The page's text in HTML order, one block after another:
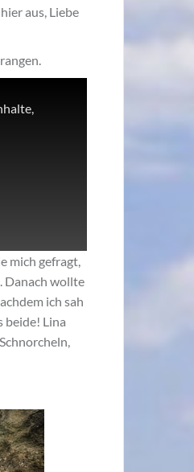
aus, Liebe
mich gefragt,
Danach wollte
ich sah
beide! Lina